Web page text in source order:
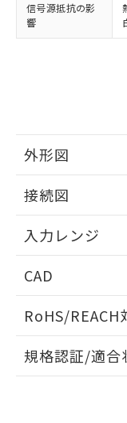
信号源抵抗の影
響
外形図
接続図
入力レンジ
CAD
ドすることが
RoHS/REACH
EU RoHS 注意
規格認証/適合